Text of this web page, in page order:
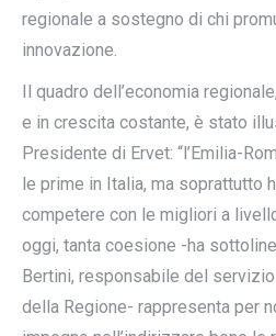
regionale a sostegno di chi
innovazione.
Il quadro dell’economia
e in crescita costante, è stato
Presidente di Ervet: “l’Emilia-
le prime in Italia, ma soprattutto
competere con le migliori a
oggi, tanta coesione -ha
Bertini, responsabile del
della Regione- rappresenta per